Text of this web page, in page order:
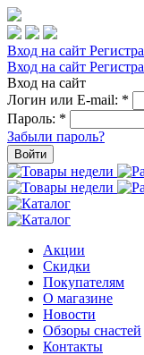
Вход на сайт
Вход на сайт
Вход на сайт
Логин или E-mail: *
Пароль: *
Забыли пароль?
Войти
Акции
Скидки
Покупателям
О магазине
Новости
Обзоры снастей
Контакты